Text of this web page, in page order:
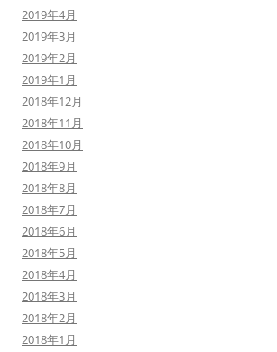
2019年4月
2019年3月
2019年2月
2019年1月
2018年12月
2018年11月
2018年10月
2018年9月
2018年8月
2018年7月
2018年6月
2018年5月
2018年4月
2018年3月
2018年2月
2018年1月